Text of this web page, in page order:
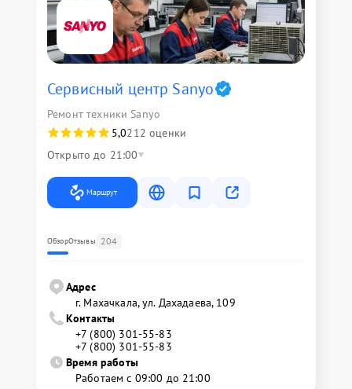
Сервисный центр Sanyo
Ремонт техники Sanyo
5,0212 оценки
Открыто до 21:00
Маршрут
ОбзорОтзывы 204
Адрес
г. Махачкала, ул. Дахадаева, 109
Контакты
+7 (800) 301-55-83
+7 (800) 301-55-83
Время работы
Работаем с 09:00 до 21:00